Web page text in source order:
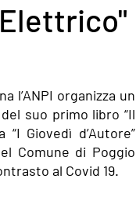
l’ANPI organizza un
suo primo libro “Il
Giovedì d’Autore”
Comune di Poggio
al Covid 19.